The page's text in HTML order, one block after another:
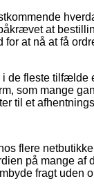
at
at nå at få
de fleste
som mange
til et
flere
på mange af
fragt uden